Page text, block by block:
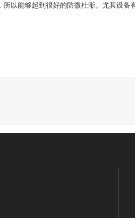
以能够起到很好的防微杜渐。尤其设